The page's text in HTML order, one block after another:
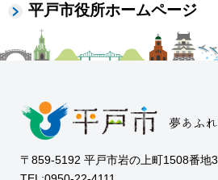
平戸市役所ホームページ
〒859-5192 平戸市岩の上町1508番地3